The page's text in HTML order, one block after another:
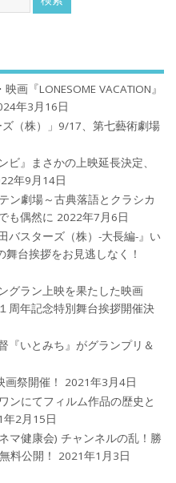
画『LONESOME VACATION』
年3月16日
（株）」9/17、第七藝術劇場
』まさかの上映延長決定、
年9月14日
ン劇場～古典落語とクラシカ
も偶然に 2022年7月6日
バスターズ（株）-大長編-』い
台挨拶をお見逃しなく！
グラン上映を果たした映画
周年記念特別舞台挨拶開催決
『いとみち』がグランプリ＆
祭開催！
2021年3月4日
ンにてフィルム作品の歴史と
年2月15日
マ健康会) チャンネルの乱！勝
料公開！
2021年1月3日